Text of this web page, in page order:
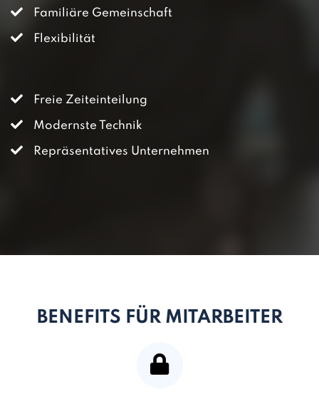
Familiäre Gemeinschaft
Flexibilität
Freie Zeiteinteilung
Modernste Technik
Repräsentatives Unternehmen
BENEFITS FÜR MITARBEITER